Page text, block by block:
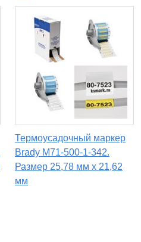
Термоусадочный маркер
Brady M71-500-1-342.
Размер 25,78 мм х 21,62
мм